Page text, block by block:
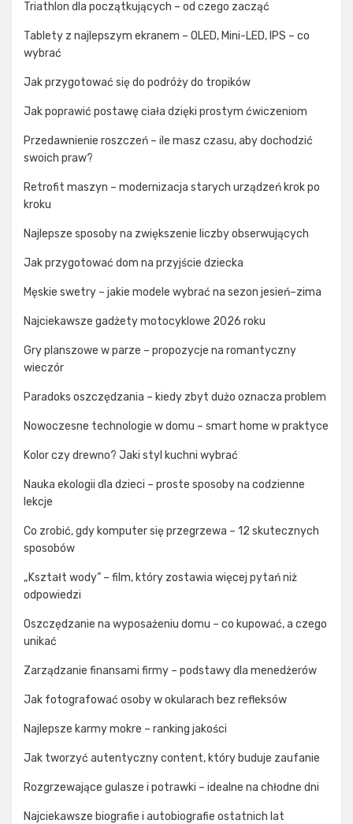
Triathlon dla początkujących – od czego zacząć
Tablety z najlepszym ekranem – OLED, Mini-LED, IPS – co
wybrać
Jak przygotować się do podróży do tropików
Jak poprawić postawę ciała dzięki prostym ćwiczeniom
Przedawnienie roszczeń – ile masz czasu, aby dochodzić
swoich praw?
Retrofit maszyn – modernizacja starych urządzeń krok po
kroku
Najlepsze sposoby na zwiększenie liczby obserwujących
Jak przygotować dom na przyjście dziecka
Męskie swetry – jakie modele wybrać na sezon jesień–zima
Najciekawsze gadżety motocyklowe 2026 roku
Gry planszowe w parze – propozycje na romantyczny
wieczór
Paradoks oszczędzania – kiedy zbyt dużo oznacza problem
Nowoczesne technologie w domu – smart home w praktyce
Kolor czy drewno? Jaki styl kuchni wybrać
Nauka ekologii dla dzieci – proste sposoby na codzienne
lekcje
Co zrobić, gdy komputer się przegrzewa – 12 skutecznych
sposobów
„Kształt wody” – film, który zostawia więcej pytań niż
odpowiedzi
Oszczędzanie na wyposażeniu domu – co kupować, a czego
unikać
Zarządzanie finansami firmy – podstawy dla menedżerów
Jak fotografować osoby w okularach bez refleksów
Najlepsze karmy mokre – ranking jakości
Jak tworzyć autentyczny content, który buduje zaufanie
Rozgrzewające gulasze i potrawki – idealne na chłodne dni
Najciekawsze biografie i autobiografie ostatnich lat